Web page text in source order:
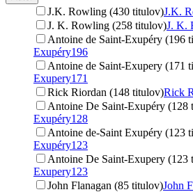
J.K. Rowling (430 titulov)J.K.
J. K. Rowling (258 titulov)J. K.
Antoine de Saint-Exupéry (196
Exupéry196
Antoine de Saint-Exupery (171
Exupery171
Rick Riordan (148 titulov)Rick
Antoine De Saint-Exupéry (128
Exupéry128
Antoine de-Saint Exupéry (123
Exupéry123
Antoine De Saint-Exupery (123
Exupery123
John Flanagan (85 titulov)John